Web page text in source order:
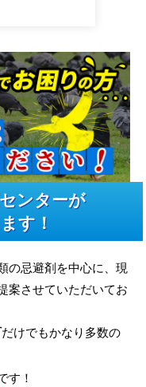
ンターが
す！
の忌避剤を中心に、現
案させていただいてお
だけでもかなり多数の
す！